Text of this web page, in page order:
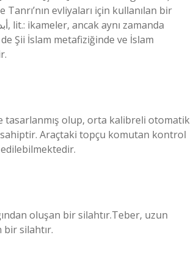
evliyaları için kullanılan bir
Şii İslam metafiziğinde ve İslam
tasarlanmış olup, orta kalibreli otomatik
Araçtaki topçu komutan kontrol
oluşan bir silahtır.Teber, uzun
bir silahtır.